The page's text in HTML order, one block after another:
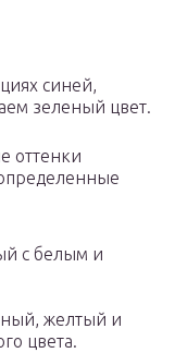
синей,
зеленый цвет.
оттенки
с белым и
желтый и
цвета.